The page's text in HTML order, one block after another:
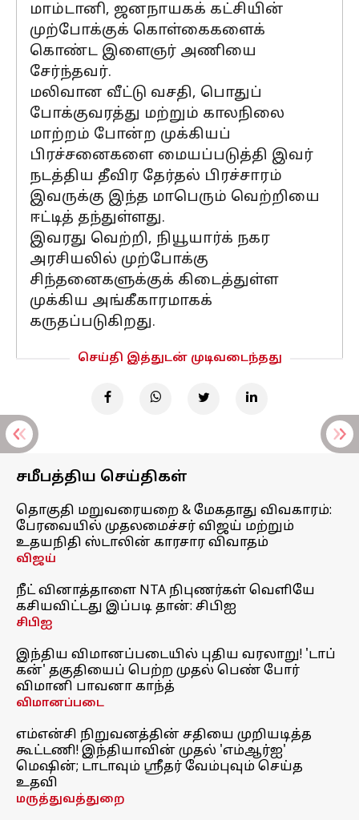
மாம்டானி, ஜனநாயகக் கட்சியின்
முற்போக்குக் கொள்கைகளைக்
கொண்ட இளைஞர் அணியை
சேர்ந்தவர்.
மலிவான வீட்டு வசதி, பொதுப்
போக்குவரத்து மற்றும் காலநிலை
மாற்றம் போன்ற முக்கியப்
பிரச்சனைகளை மையப்படுத்தி இவர்
நடத்திய தீவிர தேர்தல் பிரச்சாரம்
இவருக்கு இந்த மாபெரும் வெற்றியை
ஈட்டித் தந்துள்ளது.
இவரது வெற்றி, நியூயார்க் நகர
அரசியலில் முற்போக்கு
சிந்தனைகளுக்குக் கிடைத்துள்ள
முக்கிய அங்கீகாரமாகக்
கருதப்படுகிறது.
செய்தி இத்துடன் முடிவடைந்தது
சமீபத்திய செய்திகள்
தொகுதி மறுவரையறை & மேகதாது விவகாரம்:
பேரவையில் முதலமைச்சர் விஜய் மற்றும்
உதயநிதி ஸ்டாலின் காரசார விவாதம்
விஜய்
நீட் வினாத்தாளை NTA நிபுணர்கள் வெளியே
கசியவிட்டது இப்படி தான்: சிபிஐ
சிபிஐ
இந்திய விமானப்படையில் புதிய வரலாறு! 'டாப்
கன்' தகுதியைப் பெற்ற முதல் பெண் போர்
விமானி பாவனா காந்த்
விமானப்படை
எம்என்சி நிறுவனத்தின் சதியை முறியடித்த
கூட்டணி! இந்தியாவின் முதல் 'எம்ஆர்ஐ'
மெஷின்; டாடாவும் ஸ்ரீதர் வேம்புவும் செய்த
உதவி
மருத்துவத்துறை